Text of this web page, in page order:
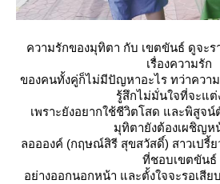
ความรักของมุทิตา กับ เขตขันธ์ ดูจะร
เรื่องความรัก
ของคนทั้งคู่ก็ไม่มีปัญหาอะไร ทว่าควา
รู้สึกไม่มั่นใจที่จะแต่
เพราะยังอยากใช้ชีวิตโสด และพิสูจน์
มุทิตายังต้องเผชิญห
ลออองค์ (กฤษณ์สิรี สุขสวัสดิ์) สาวเปรี้
ที่ชอบเขตขันธ์
อย่างออกนอกหน้า และตั้งใจจะรอเสีย